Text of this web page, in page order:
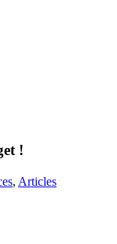
!
, Articles